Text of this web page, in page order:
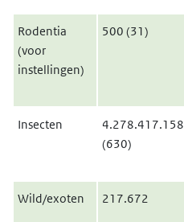
Rodentia
(voor
instellingen)
500 (31)
Insecten
4.278.417.158
(630)
Wild/exoten 217.672